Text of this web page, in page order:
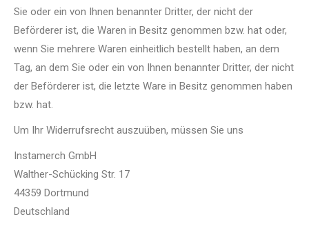
Sie oder ein von Ihnen benannter Dritter, der nicht der
Beförderer ist, die Waren in Besitz genommen bzw. hat oder,
wenn Sie mehrere Waren einheitlich bestellt haben, an dem
Tag, an dem Sie oder ein von Ihnen benannter Dritter, der nicht
der Beförderer ist, die letzte Ware in Besitz genommen haben
bzw. hat.
Um Ihr Widerrufsrecht auszuüben, müssen Sie uns
Instamerch GmbH
Walther-Schücking Str. 17
44359 Dortmund
Deutschland